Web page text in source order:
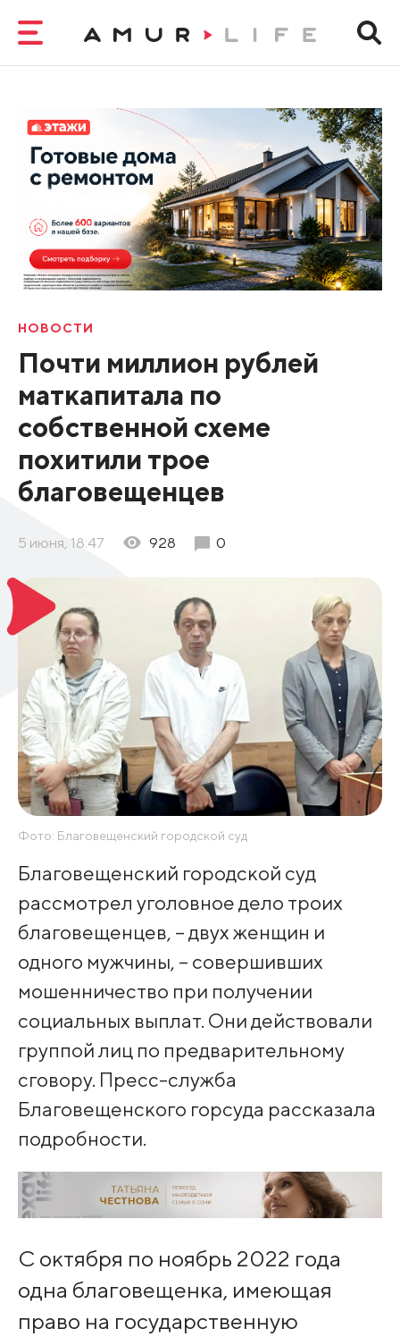
НОВОСТИ
Почти миллион рублей
маткапитала по
собственной схеме
похитили трое
благовещенцев
5 июня, 18:47 928 0
Фото: Благовещенский городской суд
Благовещенский городской суд
рассмотрел уголовное дело троих
благовещенцев, – двух женщин и
одного мужчины, – совершивших
мошенничество при получении
социальных выплат. Они действовали
группой лиц по предварительному
сговору. Пресс-служба
Благовещенского горсуда рассказала
подробности.
С октября по ноябрь 2022 года
одна благовещенка, имеющая
право на государственную